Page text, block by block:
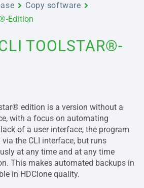
Copy software
Edition
TOOLSTAR®-
edition is a version without a
with a focus on automating
of a user interface, the program
the CLI interface, but runs
at any time and at any time
This makes automated backups in
in HDClone quality.